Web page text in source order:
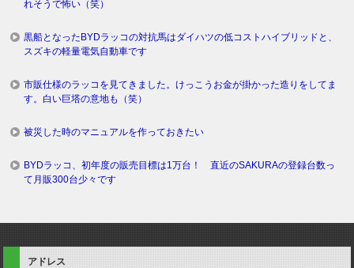
れそうで怖い（笑）
黒船となったBYDラッコの対抗馬はダイハツの低コストハイブリッドと、
スズキの軽量電気自動車です
市販仕様のラッコを見てきました。けっこうお金が掛かった造りをしてま
す。白い巨塔の意地も（笑）
被災した時のマニュアルを作っておきたい
BYDラッコ、初年度の販売目標は1万台！ 直近のSAKURAの登録台数っ
て月販300台少々です
アドレス